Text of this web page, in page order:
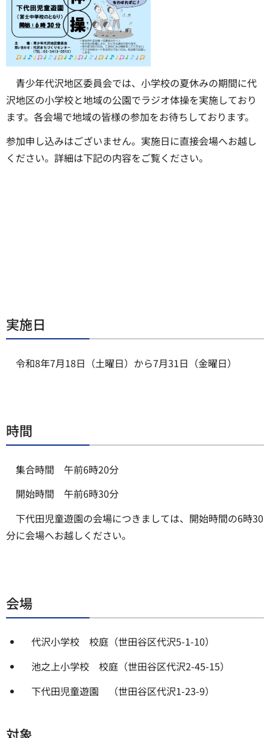
青少年代沢地区委員会では、小学校の夏休みの期間に代
沢地区の小学校と地域の公園でラジオ体操を実施しており
ます。各会場で地域の皆様の参加をお待ちしております。
参加申し込みはございません。実施日に直接会場へお越し
ください。詳細は下記の内容をご覧ください。
実施日
令和8年7月18日（土曜日）から7月31日（金曜日）
時間
集合時間 午前6時20分
開始時間 午前6時30分
下代田児童遊園の会場につきましては、開始時間の6時30
分に会場へお越しください。
会場
代沢小学校 校庭（世田谷区代沢5-1-10）
池之上小学校 校庭（世田谷区代沢2-45-15）
下代田児童遊園 （世田谷区代沢1-23-9）
対象